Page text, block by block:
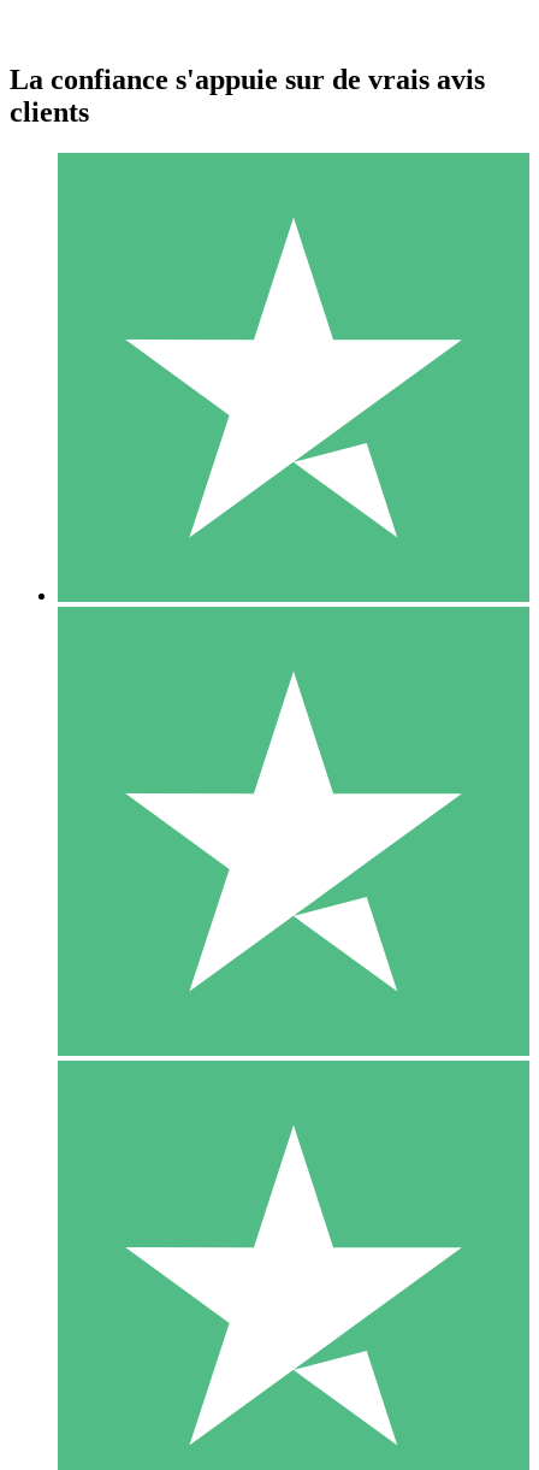
Packs de Crédits Individuels
Payez à l'utilisation avec des crédits de téléchargement. Sans
1 Téléchargement
10 00
10 Téléchargements
20 00
La confiance s'appuie sur de vrais avis
clients